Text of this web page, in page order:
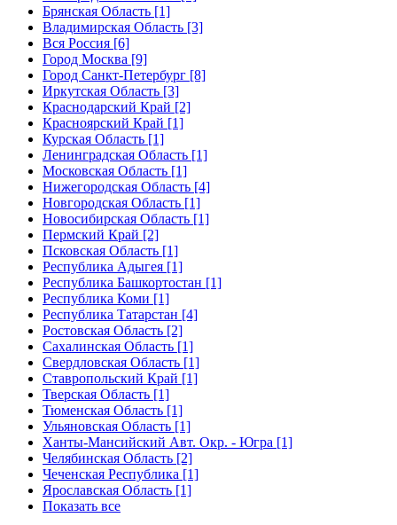
Брянская Область [1]
Владимирская Область [3]
Вся Россия [6]
Город Москва [9]
Город Санкт-Петербург [8]
Иркутская Область [3]
Краснодарский Край [2]
Красноярский Край [1]
Курская Область [1]
Ленинградская Область [1]
Московская Область [1]
Нижегородская Область [4]
Новгородская Область [1]
Новосибирская Область [1]
Пермский Край [2]
Псковская Область [1]
Республика Адыгея [1]
Республика Башкортостан [1]
Республика Коми [1]
Республика Татарстан [4]
Ростовская Область [2]
Сахалинская Область [1]
Свердловская Область [1]
Ставропольский Край [1]
Тверская Область [1]
Тюменская Область [1]
Ульяновская Область [1]
Ханты-Мансийский Авт. Окр. - Югра [1]
Челябинская Область [2]
Чеченская Республика [1]
Ярославская Область [1]
Показать все